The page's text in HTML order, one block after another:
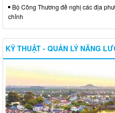
Bộ Công Thương đề nghị các địa
chỉnh
KỸ THUẬT - QUẢN LÝ NĂNG